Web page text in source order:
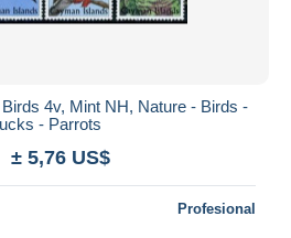
4v, Mint NH, Nature - Birds -
- Parrots
± 5,76 US$
Profesional